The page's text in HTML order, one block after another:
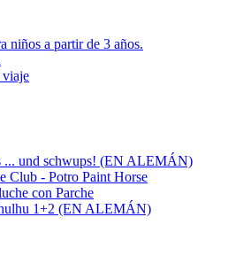
niños a partir de 3 años.
viaje
... und schwups! (EN ALEMÁN)
Club - Potro Paint Horse
con Parche
1+2 (EN ALEMÁN)